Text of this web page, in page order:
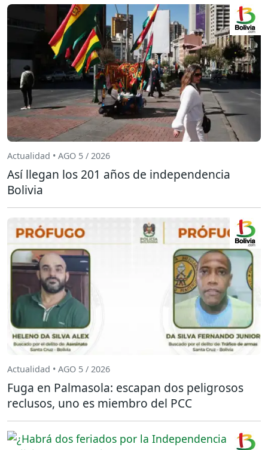
Actualidad • AGO 5 / 2026
Así llegan los 201 años de independencia
Bolivia
Actualidad • AGO 5 / 2026
Fuga en Palmasola: escapan dos peligrosos
reclusos, uno es miembro del PCC